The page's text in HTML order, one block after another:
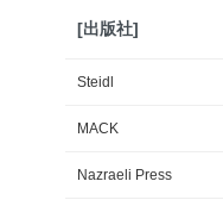
[出版社]
Steidl
MACK
Nazraeli Press